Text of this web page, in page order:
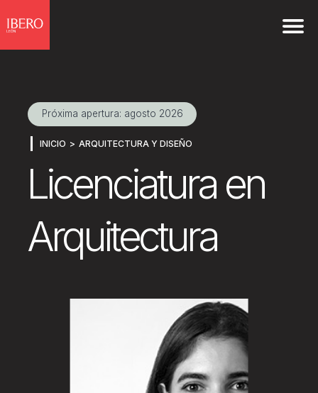
Próxima apertura: agosto 2026
INICIO ARQUITECTURA Y DISEÑO
Licenciatura en
Arquitectura